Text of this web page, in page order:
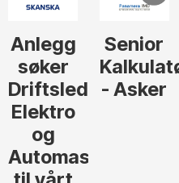
Senior
Tilbudsleder
Anlegg
- Oslo